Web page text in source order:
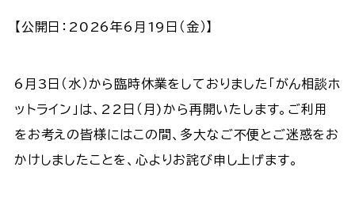
【公開日：2026年6月19日（金）】
6月3日（水）から臨時休業をしておりました「がん相談ホ
ットライン」は、22日（月)から再開いたします。ご利用
をお考えの皆様にはこの間、多大なご不便とご迷惑をお
かけしましたことを、心よりお詫び申し上げます。